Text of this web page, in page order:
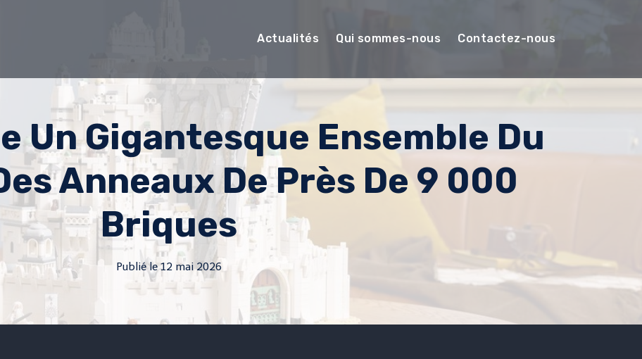
Actualités Qui sommes-nous Contactez-nous
Un Gigantesque Ensemble Du
Anneaux De Près De 9 000
Briques
Publié le12 mai 2026